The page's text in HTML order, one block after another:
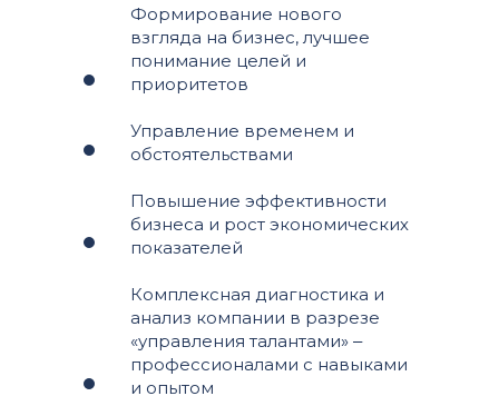
Формирование нового
взгляда на бизнес, лучшее
понимание целей и
приоритетов
Управление временем и
обстоятельствами
Повышение эффективности
бизнеса и рост экономических
показателей
Комплексная диагностика и
анализ компании в разрезе
«управления талантами» ‒
профессионалами с навыками
и опытом